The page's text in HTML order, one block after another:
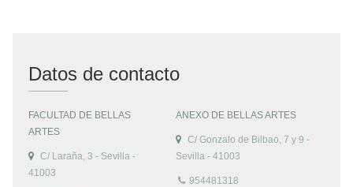
Datos de contacto
FACULTAD DE BELLAS
ARTES
C/ Laraña, 3 - Sevilla -
41003
ANEXO DE BELLAS ARTES
C/ Gonzalo de Bilbao, 7 y 9 -
Sevilla - 41003
954481318